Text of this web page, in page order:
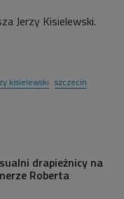
Jerzy Kisielewski.
kisielewski szczecin
drapieżnicy na
Roberta